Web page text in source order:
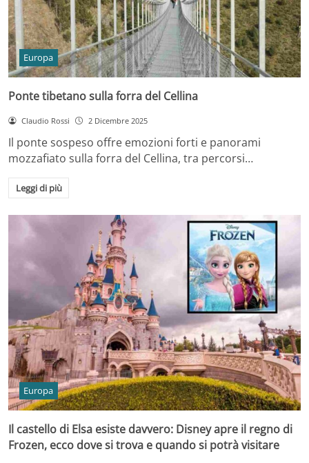
Europa
Ponte tibetano sulla forra del Cellina
Claudio Rossi 2 Dicembre 2025
Il ponte sospeso offre emozioni forti e panorami
mozzafiato sulla forra del Cellina, tra percorsi…
Leggi di più
Europa
Il castello di Elsa esiste davvero: Disney apre il regno di
Frozen, ecco dove si trova e quando si potrà visitare